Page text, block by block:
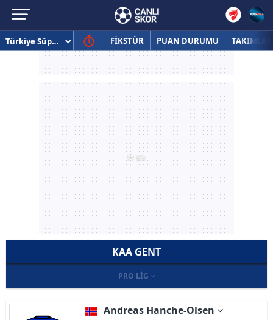
FİKSTÜR PUAN DURUMU TAKIMLAR
KAA GENT
PRO LIG
Andreas Hanche-Olsen